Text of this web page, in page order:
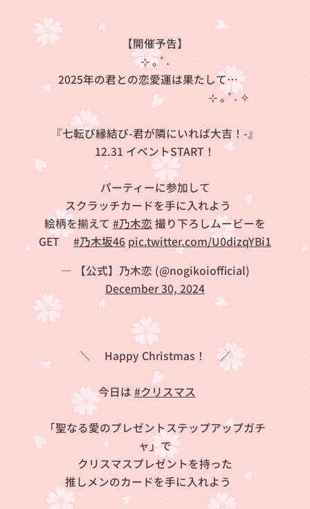
【開催予告】
⊹ ｡ ﾟ˖
2025年の君との恋愛運は果たして…❓
⊹ ｡ ﾟ˖ ✧
『七転び縁結び-君が隣にいれば大吉！-』
⛩️12.31 イベントSTART！🎍
パーティーに参加して
スクラッチカードを手に入れよう🎶
絵柄を揃えて #乃木恋 撮り下ろしムービーを
GET💞 #乃木坂46 pic.twitter.com/U0dizqYBi1
— 【公式】乃木恋 (@nogikoiofficial)
December 30, 2024
＼🎄Happy Christmas！🎅／
今日は #クリスマス 🎄
「聖なる愛のプレゼントステップアップガチ
ャ」で
クリスマスプレゼントを持った
推しメンのカードを手に入れよう🎶